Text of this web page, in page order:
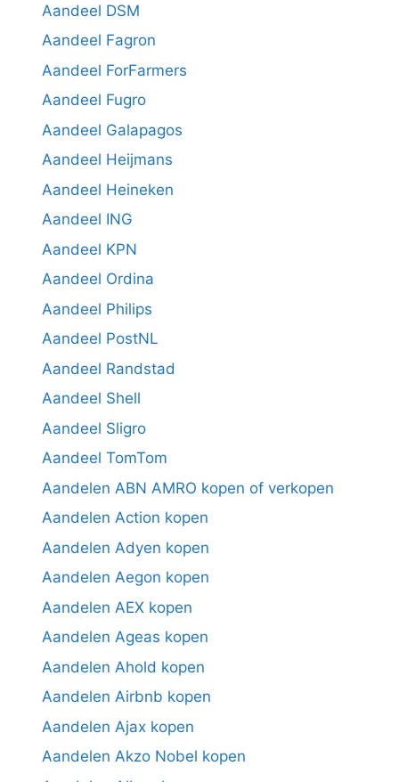
Aandeel DSM
Aandeel Fagron
Aandeel ForFarmers
Aandeel Fugro
Aandeel Galapagos
Aandeel Heijmans
Aandeel Heineken
Aandeel ING
Aandeel KPN
Aandeel Ordina
Aandeel Philips
Aandeel PostNL
Aandeel Randstad
Aandeel Shell
Aandeel Sligro
Aandeel TomTom
Aandelen ABN AMRO kopen of verkopen
Aandelen Action kopen
Aandelen Adyen kopen
Aandelen Aegon kopen
Aandelen AEX kopen
Aandelen Ageas kopen
Aandelen Ahold kopen
Aandelen Airbnb kopen
Aandelen Ajax kopen
Aandelen Akzo Nobel kopen